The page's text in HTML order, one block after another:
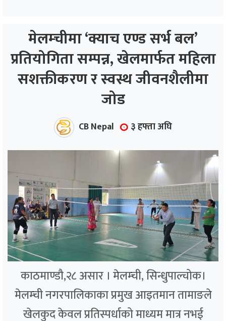
मेलम्चीमा ‘क्याच एण्ड सर्भ बल’
प्रतियोगिता सम्पन्न, खेलमार्फत महिला
सशक्तीकरण र स्वस्थ जीवनशैलीमा
जोड
CB Nepal ३ हफ्ता अघि
काठमाण्डौ,२८ असार । मेलम्ची, सिन्धुपाल्चोक।
मेलम्ची नगरपालिकाका प्रमुख आइतमान तामाङले
खेलकुद केवल प्रतिस्पर्धाको माध्यम मात्र नभई